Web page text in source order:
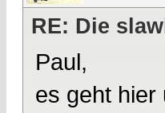
RE: Die
Paul,
es geht hier